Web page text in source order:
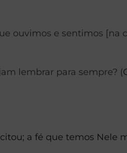
ouvimos e sentimos [na
lembrar para sempre? (
a fé que temos Nele